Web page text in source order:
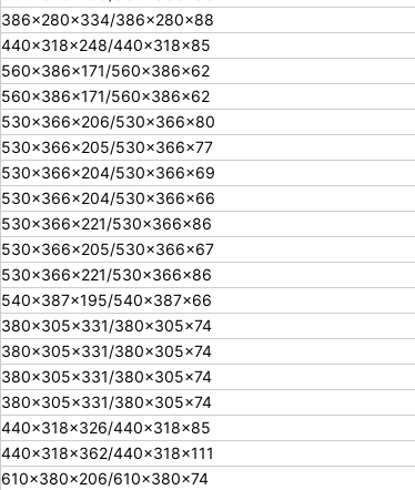
386×280×334/386×280×88
440×318×248/440×318×85
560×386×171/560×386×62
560×386×171/560×386×62
530×366×206/530×366×80
530×366×205/530×366×77
530×366×204/530×366×69
530×366×204/530×366×66
530×366×221/530×366×86
530×366×205/530×366×67
530×366×221/530×366×86
540×387×195/540×387×66
380×305×331/380×305×74
380×305×331/380×305×74
380×305×331/380×305×74
380×305×331/380×305×74
440×318×326/440×318×85
440×318×362/440×318×111
610×380×206/610×380×74